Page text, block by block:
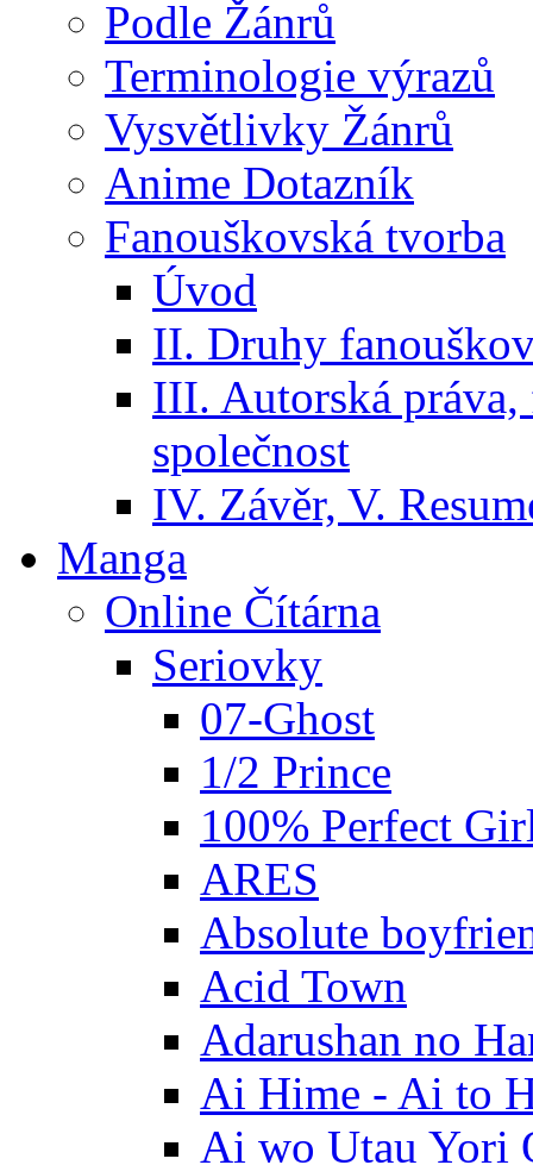
Podle Žánrů
Terminologie výrazů
Vysvětlivky Žánrů
Anime Dotazník
Fanouškovská tvorba
Úvod
II. Druhy
III. Autorská práva,
společnost
IV. Závěr, V.
Manga
Online Čítárna
Seriovky
07-Ghost
1/2 Prince
100% Perfect
ARES
Absolute
Acid Town
Adarushan no
Ai Hime - Ai to
Ai wo Utau Yori